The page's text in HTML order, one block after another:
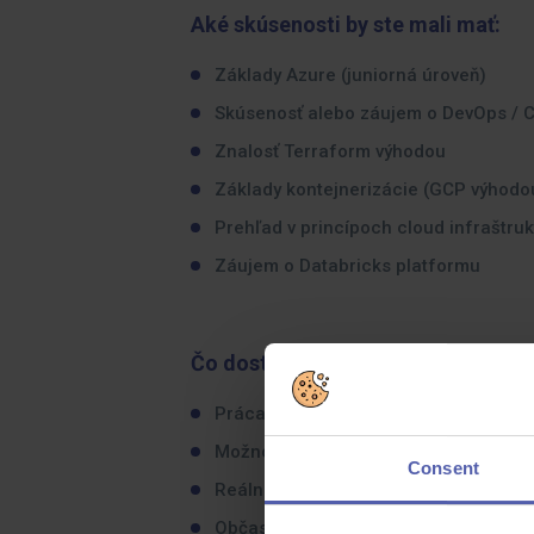
Consent
Aké skúsenosti by ste mali mať:
Základy Azure (juniorná úroveň)
Skúsenosť alebo záujem o DevOps /
Znalosť Terraform výhodou
Základy kontejnerizácie (GCP
Prehľad v princípoch cloud
Záujem o Databricks platformu
Čo dostanete na oplátku:
Práca s modernou Azure Databricks
Možnosť rozvoja v oblasti Cloud/
Reálna práca s infraštruktúrou a
Občasná onsite spolupráca vo Viedni